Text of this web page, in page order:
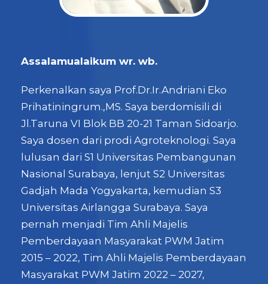
Assalamualaikum wr. wb.
Perkenalkan saya Prof.Dr.Ir.Andriani Eko
Prihatiningrum.,MS. Saya berdomisili di
Jl.Taruna VI Blok BB 20-21 Taman Sidoarjo.
Saya dosen dari prodi Agroteknologi. Saya
lulusan dari S1 Universitas Pembangunan
Nasional Surabaya, lenjut S2 Universitas
Gadjah Mada Yogyakarta, kemudian S3
Universitas Airlangga Surabaya. Saya
pernah menjadi Tim Ahli Majelis
Pemberdayaan Masyarakat PWM Jatim
2015 – 2022, Tim Ahli Majelis Pemberdayaan
Masyarakat PWM Jatim 2022 – 2027,